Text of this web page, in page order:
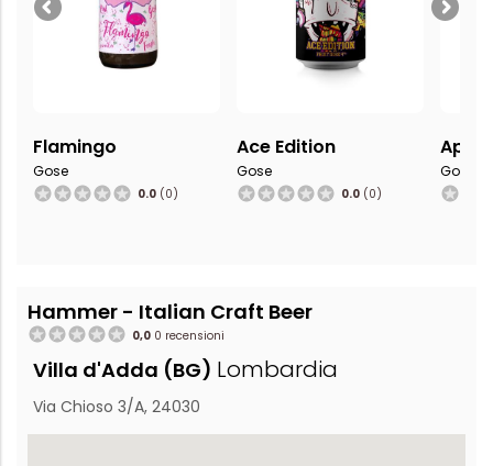
Flamingo
Gose
0.0 (0)
Ace Edition
Gose
0.0 (0)
Gose
Hammer - Italian Craft Beer
0,0 0 recensioni
Villa d'Adda (BG) Lombardia
Via Chioso 3/A, 24030